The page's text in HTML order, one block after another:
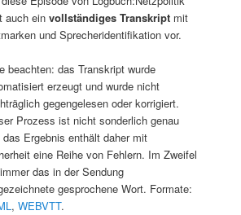
auch ein vollständiges Transkriptmit
und Sprecheridentifikation vor.
beachten: das Transkript wurde
erzeugt und wurde nicht
gegengelesen oder korrigiert.
Prozess ist nicht sonderlich genau
das Ergebnis enthält daher mit
eine Reihe von Fehlern. Im Zweifel
das in der Sendung
gesprochene Wort. Formate:
, WEBVTT.